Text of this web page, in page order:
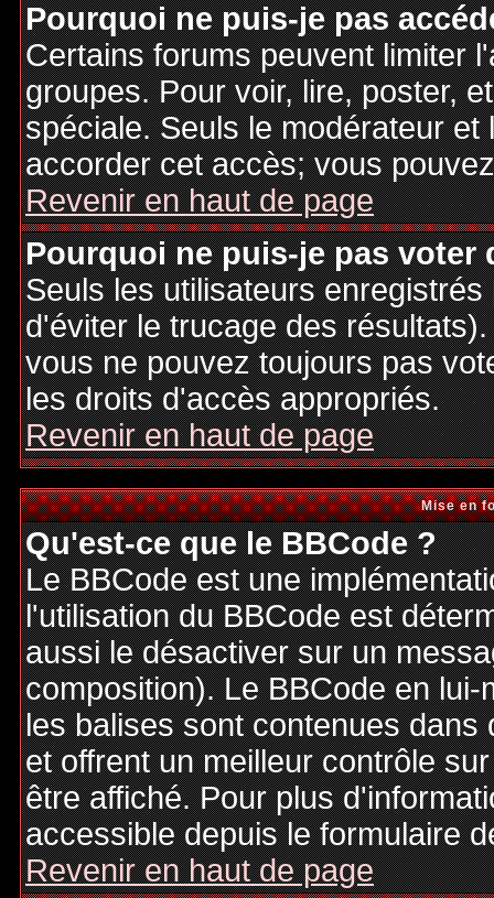
Pourquoi ne puis-je pas
Certains forums peuvent limiter
groupes. Pour voir, lire, poster,
spéciale. Seuls le modérateur
accorder cet accès; vous
Revenir en haut de page
Pourquoi ne puis-je pas voter
Seuls les utilisateurs
d'éviter le trucage des
vous ne pouvez toujours pas
les droits d'accès appropriés.
Revenir en haut de page
Mise en
Qu'est-ce que le BBCode ?
Le BBCode est une
l'utilisation du BBCode est
aussi le désactiver sur un
composition). Le BBCode en
les balises sont contenues
et offrent un meilleur contrôle
être affiché. Pour plus
accessible depuis le formulaire
Revenir en haut de page